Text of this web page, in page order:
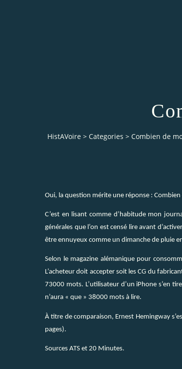
HistAVoire > Categories > Combien de
Oui, la question mérite une réponse :
C’est en lisant comme d’habitude mon
générales que l’on est censé lire avant
être ennuyeux comme un dimanche de pluie
Selon le magazine alémanique pour
L’acheteur doit accepter soit les CG du
73000 mots. L’utilisateur d’un iPhone s’en
n’aura « que » 38000 mots à lire.
À titre de comparaison, Ernest Hemingway
pages).
Sources ATS et 20 Minutes.